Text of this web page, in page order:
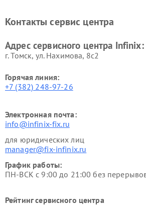
Контакты сервис центра
Адрес сервисного центра Infinix:
г. Томск, ул. Нахимова, 8с2
Горячая линия:
+7 (382) 248-97-26
Электронная почта:
info@infinix-fix.ru
для юридических лиц
manager@fix-infinix.ru
График работы:
ПН-ВСК с 9:00 до 21:00 без
Рейтинг сервисного центра